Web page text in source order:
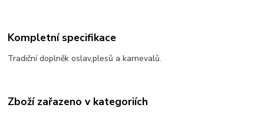
Kompletní specifikace
Tradiční doplněk oslav,plesů a karnevalů.
Zboží zařazeno v kategoriích